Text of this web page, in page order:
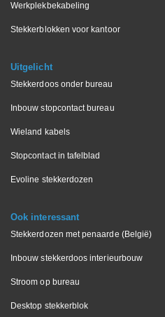
Werkplekbekabeling
Stekkerblokken voor kantoor
Uitgelicht
Stekkerdoos onder bureau
Inbouw stopcontact bureau
Wieland kabels
Stopcontact in tafelblad
Evoline stekkerdozen
Ook interessant
Stekkerdozen met penaarde (België)
Inbouw stekkerdoos interieurbouw
Stroom op bureau
Desktop stekkerblok